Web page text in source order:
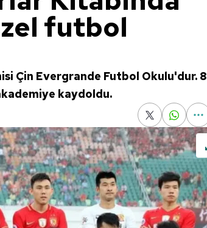
futbol
Çin Evergrande Futbol Okulu'dur. 8
kaydoldu.